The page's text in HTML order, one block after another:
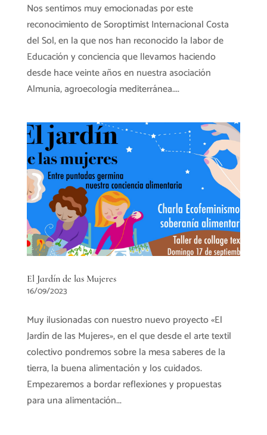
Nos sentimos muy emocionadas por este
reconocimiento de Soroptimist Internacional Costa
del Sol, en la que nos han reconocido la labor de
Educación y conciencia que llevamos haciendo
desde hace veinte años en nuestra asociación
Almunia, agroecología mediterránea....
El Jardín de las Mujeres
16/09/2023
Muy ilusionadas con nuestro nuevo proyecto «El
Jardín de las Mujeres», en el que desde el arte textil
colectivo pondremos sobre la mesa saberes de la
tierra, la buena alimentación y los cuidados.
Empezaremos a bordar reflexiones y propuestas
para una alimentación...